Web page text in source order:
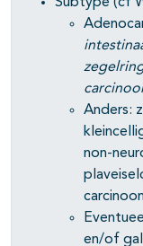
Anders:
non-
en/of